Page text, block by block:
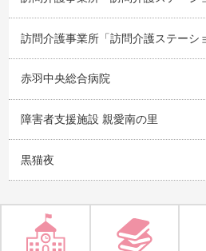
訪問介護事業所「訪問介護ステーシ
赤羽中央総合病院
障害者支援施設 親愛南の里
黒猫夜